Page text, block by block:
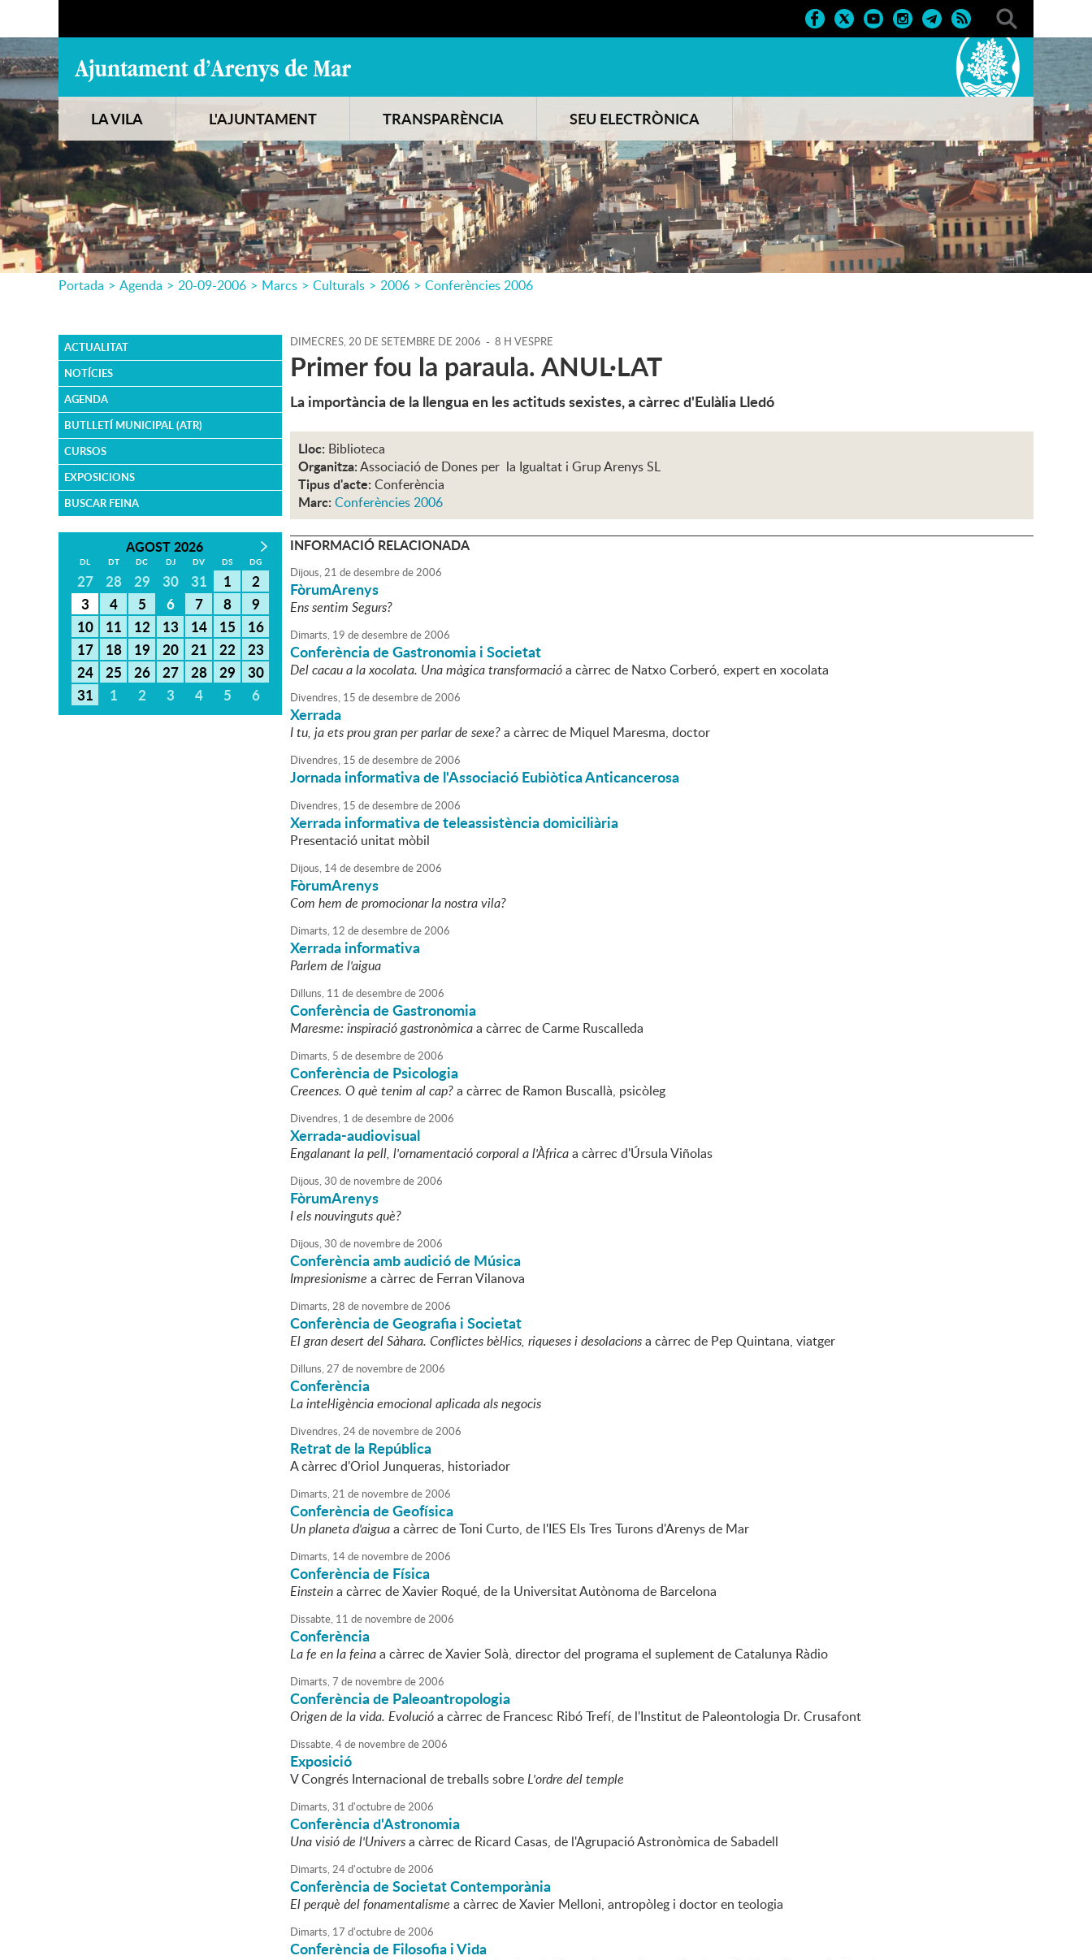
LA VILA L'AJUNTAMENT TRANSPARÈNCIA SEU ELECTRÒNICA
Portada > Agenda > 20-09-2006 > Marcs > Culturals > 2006 > Conferències 2006
ACTUALITAT
NOTÍCIES
AGENDA
BUTLLETÍ MUNICIPAL (ATR)
CURSOS
EXPOSICIONS
BUSCAR FEINA
AGOST 2026
DL DT DC DJ DV DS DG
27 28 29 30 31 1
2
3
4 5 6 7 8
9
10
11 12 13 14 15
16
17
18 19 20 21 22
23
24
25 26 27 28 29
30
31
1 2 3 4 5 6
DIMECRES,20 DE SETEMBRE DE 2006 - 8 H VESPRE
Primer fou la paraula. ANUL·LAT
La importància de la llengua en les actituds sexistes, a càrrec d'Eulàlia Lledó
Lloc: Biblioteca
Organitza:Associació de Dones per la Igualtat i Grup Arenys SL
Tipus d'acte: Conferència
Marc: Conferències 2006
INFORMACIÓ RELACIONADA
Dijous,21 dedesembrede2006
FòrumArenys
Ens sentim Segurs?
Dimarts, 19 dedesembrede2006
Conferència de Gastronomia i Societat
Del cacau a la xocolata. Una màgica transformacióa càrrec de Natxo Corberó, expert en xocolata
Divendres, 15 dedesembrede2006
Xerrada
I tu, ja ets prou gran per parlar de sexe?a càrrec de Miquel Maresma, doctor
Divendres, 15 dedesembrede2006
Jornada informativa de l'Associació Eubiòtica Anticancerosa
Divendres, 15 dedesembrede2006
Xerrada informativa de teleassistència domiciliària
Presentació unitat mòbil
Dijous, 14dedesembrede2006
FòrumArenys
Com hem de promocionar la nostra vila?
Dimarts, 12 dedesembrede2006
Xerrada informativa
Parlem de l'aigua
Dilluns, 11 dedesembrede2006
Conferència de Gastronomia
Maresme: inspiració gastronòmicaa càrrec de Carme Ruscalleda
Dimarts, 5 dedesembrede2006
Conferència de Psicologia
Creences. O què tenim al cap?a càrrec de Ramon Buscallà, psicòleg
Divendres, 1 dedesembrede2006
Xerrada-audiovisual
Engalanant la pell, l'ornamentació corporal a l'Àfricaa càrrec d'Úrsula Viñolas
Dijous,30 de novembrede2006
FòrumArenys
I els nouvinguts què?
Dijous,30 de novembrede2006
Conferència amb audició de Música
Impresionisme a càrrec de Ferran Vilanova
Dimarts,28 de novembrede2006
Conferència de Geografia i Societat
El gran desert del Sàhara. Conflictes bèl·lics, riqueses i desolacionsa càrrec de Pep Quintana, viatger
Dilluns,27 de novembrede2006
Conferència
La intel·ligència emocional aplicada als negocis
Divendres,24de novembrede2006
Retrat de la República
A càrrec d'Oriol Junqueras, historiador
Dimarts,21 de novembrede2006
Conferència de Geofísica
Un planeta d'aiguaa càrrec de Toni Curto, de l'IES Els Tres Turons d'Arenys de Mar
Dimarts, 14de novembrede2006
Conferència de Física
Einsteina càrrec de Xavier Roqué, de la Universitat Autònoma de Barcelona
Dissabte, 11 de novembrede2006
Conferència
La fe en la feinaa càrrec de Xavier Solà, director del programa el suplement de Catalunya Ràdio
Dimarts,7 de novembrede2006
Conferència de Paleoantropologia
Origen de la vida. Evolucióa càrrec de Francesc Ribó Trefí, de l'Institut de Paleontologia Dr. Crusafont
Dissabte,4de novembrede2006
Exposició
V Congrés Internacional de treballs sobreL'ordre del temple
Dimarts,31 d'octubrede2006
Conferència d'Astronomia
Una visió de l'Universa càrrec de Ricard Casas, de l'Agrupació Astronòmica de Sabadell
Dimarts,24d'octubrede2006
Conferència de Societat Contemporània
El perquè del fonamentalisme a càrrec de Xavier Melloni, antropòleg i doctor en teologia
Dimarts, 17 d'octubrede2006
Conferència de Filosofia i Vida